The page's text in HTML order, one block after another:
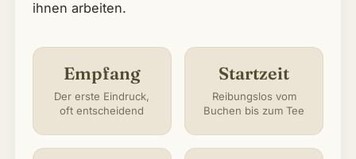
ihnen arbeiten.
Empfang
Der erste Eindruck,
oft entscheidend
Startzeit
Reibungslos vom
Buchen bis zum Tee